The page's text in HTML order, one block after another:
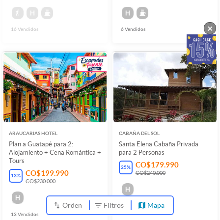
16 Vendidos 6Vendidos
ARAUCARIAS HOTEL
Plan a Guatapé para 2:
Alojamiento + Cena Romántica +
Tours
13% CO$199.990
CO$230.000
13Vendidos
CABAÑA DEL SOL
Santa Elena Cabaña Privada
para 2 Personas
25% CO$179.990
CO$240.000
Orden Filtros Mapa
×